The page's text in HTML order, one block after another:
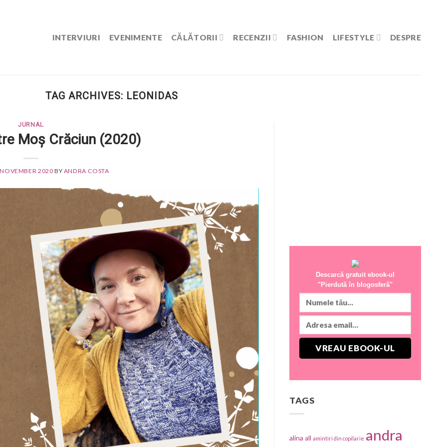
INTERVIURI EVENIMENTE CĂLĂTORII RECENZII FASHION LIFESTYLE DESPRE
TAG ARCHIVES: LEONIDAS
JURNAL
Moș Crăciun (2020)
2020 BY ANDRA COSTA
Descarcă gratuit ebook-ul
"Pierdută în blogosferă"
TAGS
alina all amintiri din copilarie andra